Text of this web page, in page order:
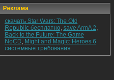
Реклама
скачать Star Wars: The Old
Republic бесплатно, save ArmA 2,
Back to the Future: The Game
NoCD, Might and Magic: Heroes 6
системные требования